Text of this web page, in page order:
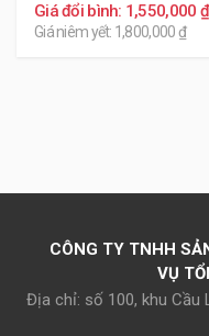
Giá đổi bình: 1,550,000 ₫
Giá niêm yết: 1,800,000 ₫
CÔNG TY TNHH
VỤ
Địa chỉ: số 100, khu Cầu